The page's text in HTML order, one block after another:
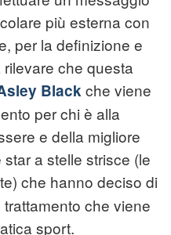
più esterna con
per la definizione e
che questa
Blackche viene
per chi è alla
e della migliore
a stelle strisce (le
che hanno deciso di
che viene
sport.